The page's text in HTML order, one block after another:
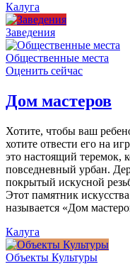
Калуга
Заведения
Общественные места
Оценить сейчас
Дом мастеров
Хотите, чтобы ваш
хотите отвести его на
это настоящий теремок,
повседневный урбан.
покрытый искусной
Этот памятник
называется «Дом
Калуга
Объекты Культуры